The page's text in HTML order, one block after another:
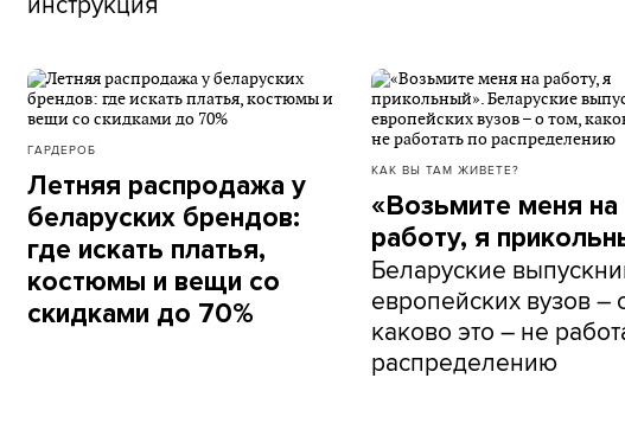
ГАРДЕРОБ
Летняя распродажа у
беларуских брендов:
где искать платья,
костюмы и вещи со
скидками до 70%
КАК ВЫ ТАМ ЖИВЕТЕ?
«Возьмите меня на
работу, я
Беларуские
европейских вузов –
каково это – не
распределению